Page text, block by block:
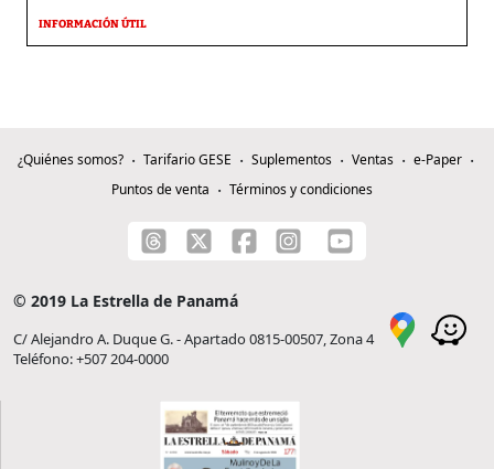
INFORMACIÓN ÚTIL
¿Quiénes somos? Tarifario GESE Suplementos Ventas
e-Paper
Puntos de venta
Términos y condiciones
© 2019 La Estrella de Panamá
C/ Alejandro A. Duque G. - Apartado 0815-00507, Zona 4
Teléfono: +507 204-0000